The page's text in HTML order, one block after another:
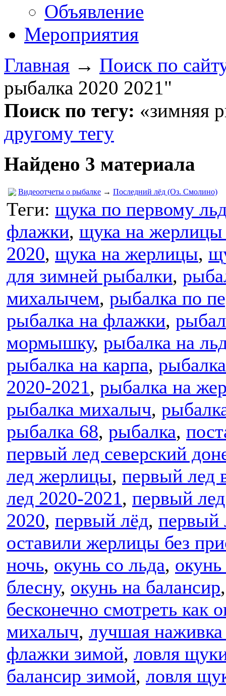
Объявление
Мероприятия
Главная → Поиск по
рыбалка 2020 2021"
Поиск по тегу: «зимняя
другому тегу
Найдено 3 материала
Видеоотчеты о рыбалке → Последний лёд (Оз. Смолино)
Теги: щука по первому
флажки, щука на жерлицы
2020, щука на жерлицы,
для зимней рыбалки,
михалычем, рыбалка по
рыбалка на флажки,
мормышку, рыбалка на
рыбалка на карпа,
2020-2021, рыбалка на
рыбалка михалыч,
рыбалка 68, рыбалка,
первый лед северский
лед жерлицы, первый лед
лед 2020-2021, первый
2020, первый лёд, первый
оставили жерлицы без
ночь, окунь со льда,
блесну, окунь на балансир
бесконечно смотреть как
михалыч, лучшая наживка
флажки зимой, ловля
балансир зимой, ловля